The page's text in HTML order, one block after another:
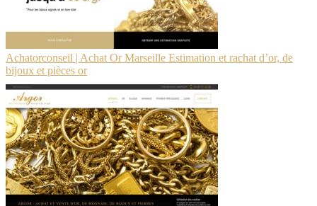
Acha­tor­con­seil | Achat Or Marseille Estimation et rachat d’or, de
bijoux et pièces or